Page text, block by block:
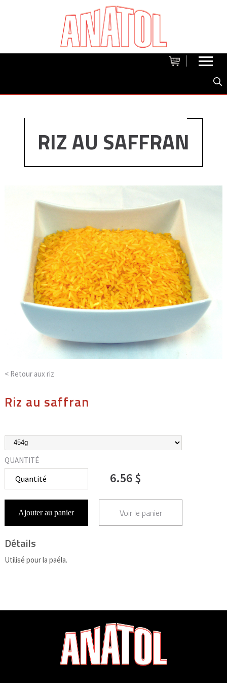
RIZ AU SAFFRAN
< Retour aux riz
Riz au saffran
QUANTITÉ
6.56 $
Ajouter au panier Voir le panier
Détails
Utilisé pour la paéla.